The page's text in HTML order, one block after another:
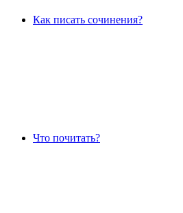
Как писать сочинения?
Что почитать?